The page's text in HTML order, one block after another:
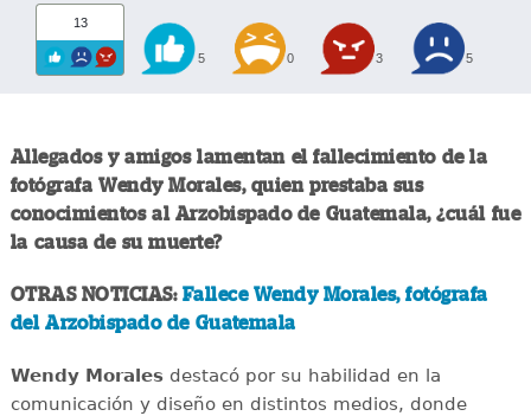
13
5 0 3 5
Allegados y amigos lamentan el fallecimiento de la
fotógrafa Wendy Morales, quien prestaba sus
conocimientos al Arzobispado de Guatemala, ¿cuál fue
la causa de su muerte?
OTRAS NOTICIAS: Fallece Wendy Morales, fotógrafa
del Arzobispado de Guatemala
Wendy Moralesdestacó por su habilidad en la
comunicación y diseño en distintos medios, donde